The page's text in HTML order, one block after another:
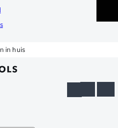
in huis